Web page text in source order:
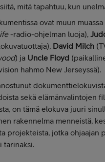
mitä tapahtuu, kun
ovat muun muassa
-radio-ohjelman luoja),
David Milch
) ja Uncle Floyd
hahmo New Jerseyssä).
sekä elämänvalintojen
on tämä elokuva juuri
rakennelma menneistä,
projekteista, jotka ohjaajan
tarinaksi.